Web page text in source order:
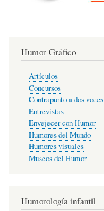
Humor Gráfico
Artículos
Concursos
Contrapunto a dos voces
Entrevistas
Envejecer con Humor
Humores del Mundo
Humores visuales
Museos del Humor
Humorología infantil